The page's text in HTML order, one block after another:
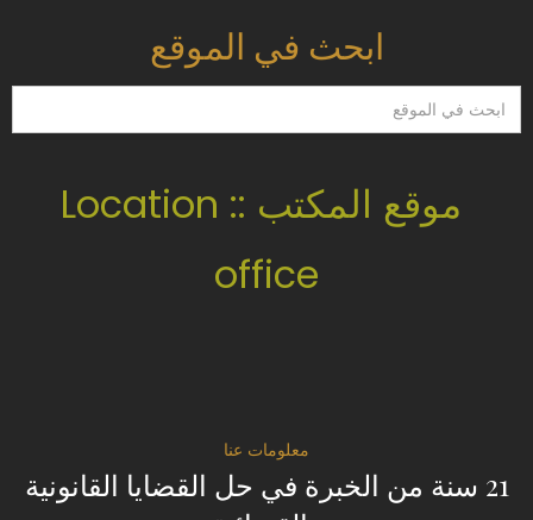
ابحث في الموقع
ابحث
في
موقع المكتب :: Location
office
معلومات عنا
21 سنة من الخبرة في حل القضايا القانونية